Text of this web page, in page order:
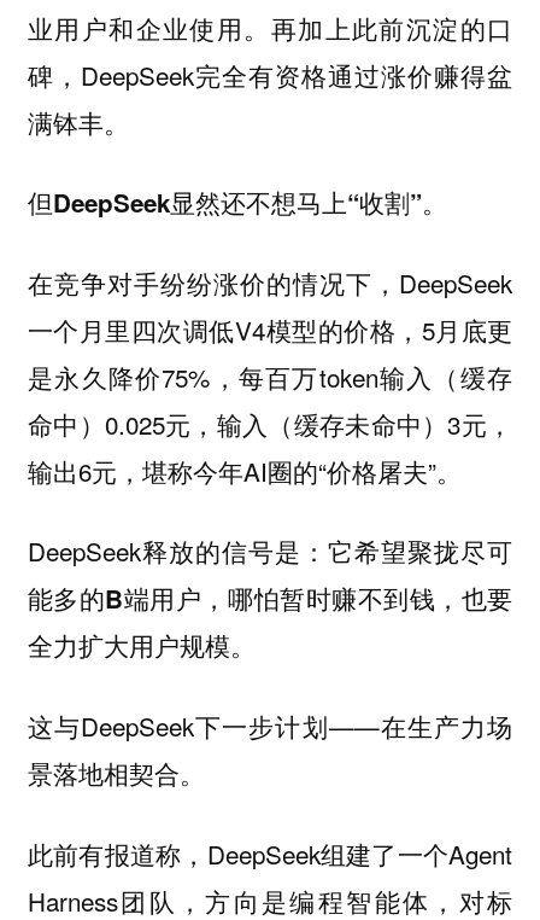
业用户和企业使用。再加上此前沉淀的口
碑，DeepSeek完全有资格通过涨价赚得盆
满钵丰。
但DeepSeek显然还不想马上“收割”。
在竞争对手纷纷涨价的情况下，DeepSeek
一个月里四次调低V4模型的价格，5月底更
是永久降价75%，每百万token输入（缓存
命中）0.025元，输入（缓存未命中）3元，
输出6元，堪称今年AI圈的“价格屠夫”。
DeepSeek释放的信号是：它希望聚拢尽可
能多的B端用户，哪怕暂时赚不到钱，也要
全力扩大用户规模。
这与DeepSeek下一步计划——在生产力场
景落地相契合。
此前有报道称，DeepSeek组建了一个Agent
Harness团队，方向是编程智能体，对标